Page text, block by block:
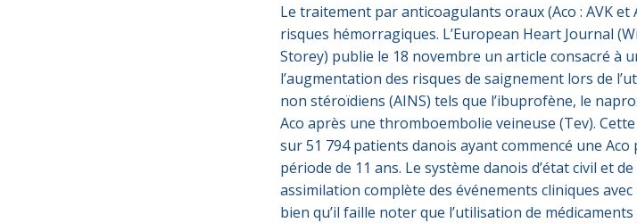
Le traitement par anticoagulants oraux (Aco : AVK et
risques hémorragiques. L’European Heart Journal
Storey) publie le 18 novembre un article consacré à
l’augmentation des risques de saignement lors de
non stéroïdiens (AINS) tels que l’ibuprofène, le
Aco après une thromboembolie veineuse (Tev).
sur 51 794 patients danois ayant commencé une Aco
période de 11 ans. Le système danois d’état civil et
assimilation complète des événements cliniques
bien qu’il faille noter que l’utilisation de